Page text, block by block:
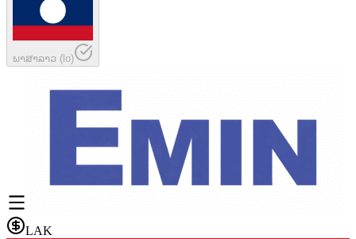
ພາສາລາວ (lo)
LAK